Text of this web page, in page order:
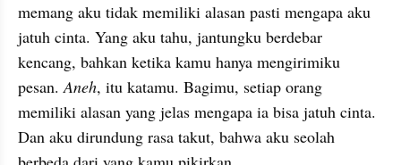
memang aku tidak memiliki alasan pasti mengapa aku
jatuh cinta. Yang aku tahu, jantungku berdebar
kencang, bahkan ketika kamu hanya mengirimiku
pesan. Aneh, itu katamu. Bagimu, setiap orang
memiliki alasan yang jelas mengapa ia bisa jatuh cinta.
Dan aku dirundung rasa takut, bahwa aku seolah